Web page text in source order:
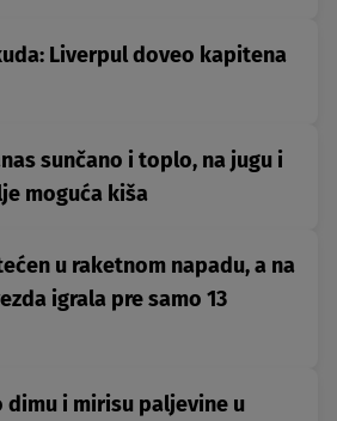
Liverpul doveo kapitena
sunčano i toplo, na jugu i
moguća kiša
u raketnom napadu, a na
igrala pre samo 13
dimu i mirisu paljevine u